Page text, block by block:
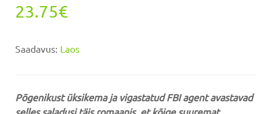
23.75€
Saadavus: Laos
Põgenikust üksikema ja vigastatud FBI agent avastavad